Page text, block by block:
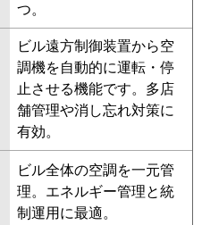
つ。
ビル遠方制御装置から空
調機を自動的に運転・停
止させる機能です。多店
舗管理や消し忘れ対策に
有効。
ビル全体の空調を一元管
理。エネルギー管理と統
制運用に最適。